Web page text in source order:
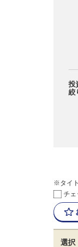
投
絞
※タイ
チェ
選択